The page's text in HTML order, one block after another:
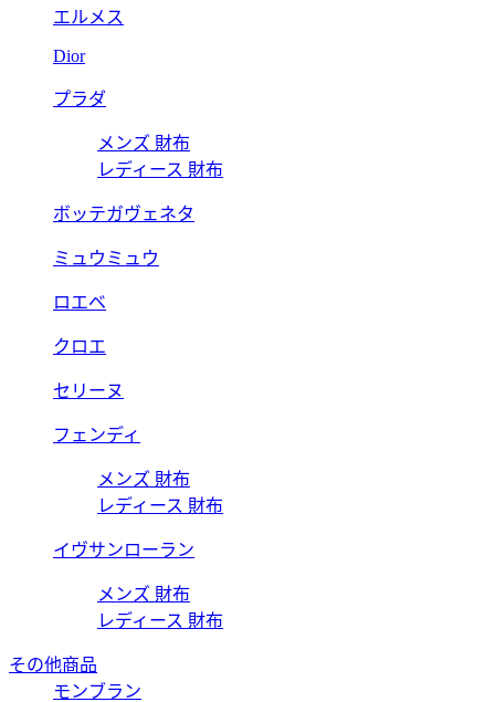
エルメス
Dior
プラダ
メンズ 財布
レディース 財布
ボッテガヴェネタ
ミュウミュウ
ロエベ
クロエ
セリーヌ
フェンディ
メンズ 財布
レディース 財布
イヴサンローラン
メンズ 財布
レディース 財布
その他商品
モンブラン